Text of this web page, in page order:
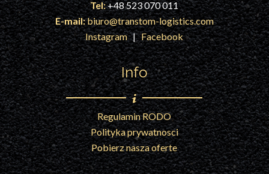
Tel:+48 523 070 011
E-mail:biuro@transtom-logistics.com
Instagram|Facebook
Info
Regulamin RODO
Polityka prywatnosci
Pobierz nasza oferte